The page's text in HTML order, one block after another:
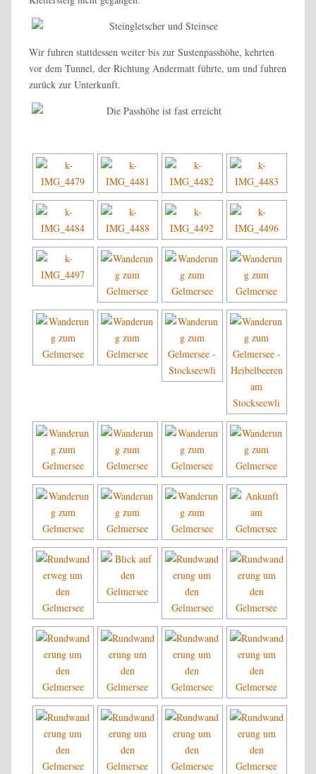
Wir fuhren stattdessen weiter bis zur Sustenpasshöhe, kehrten
vor dem Tunnel, der Richtung Andermatt führte, um und fuhren
zurück zur Unterkunft.